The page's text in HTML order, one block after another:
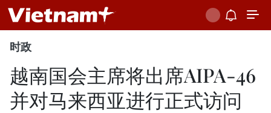
时政
越南国会主席将出席AIPA-46
并对马来西亚进行正式访问